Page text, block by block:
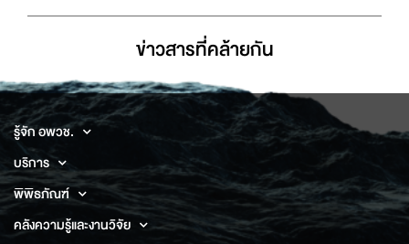
ข่าวสารที่่คล้ายกัน
รู้จัก อพวช.
บริการ
พิพิธภัณฑ์
คลังความรู้และงานวิจัย